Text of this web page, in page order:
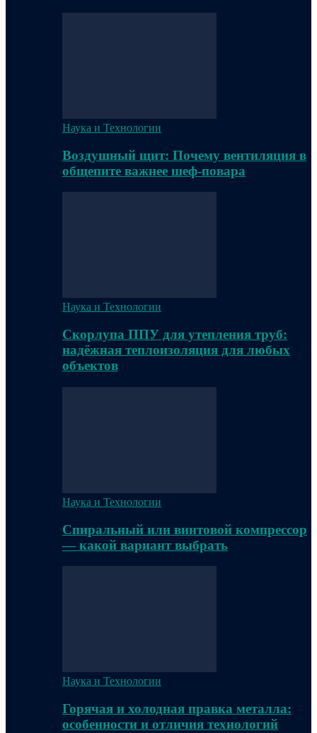
Наука и Технологии
Воздушный щит: Почему вентиляция в
общепите важнее шеф-повара
Наука и Технологии
Скорлупа ППУ для утепления труб:
надёжная теплоизоляция для любых
объектов
Наука и Технологии
Спиральный или винтовой компрессор
— какой вариант выбрать
Наука и Технологии
Горячая и холодная правка металла:
особенности и отличия технологий